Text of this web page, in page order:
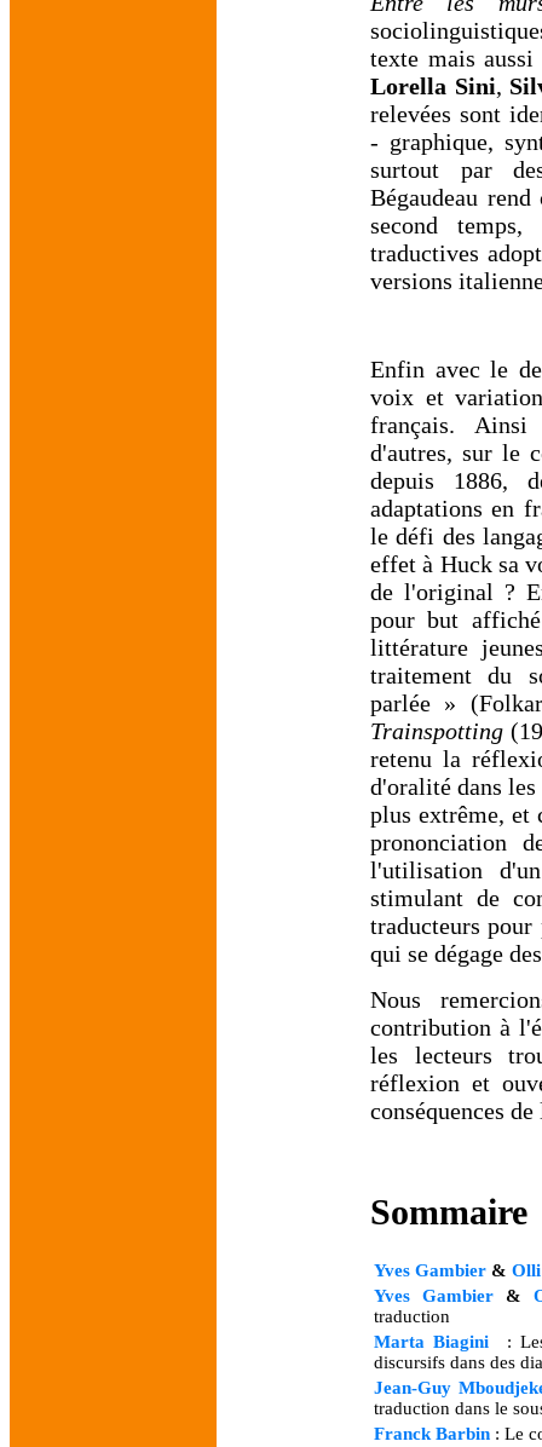
texte mais
Lorella Sini,
relevées sont
- graphique,
surtout par
Bégaudeau
second
traductives
versions
Enfin avec le
voix et
français.
d'autres, sur le
depuis 1886,
adaptations en
le défi des
effet à Huck sa
de l'original ?
pour but
littérature
traitement du
parlée »
Trainspotting
retenu la
d'oralité dans
plus extrême, et
prononciation
l'utilisation
stimulant de
traducteurs
qui se dégage
Nous
contribution à
les lecteurs
réflexion et
conséquences
Sommaire
Yves Gambier & Olli
Yves Gambier &
traduction
Marta Biagini
:
discursifs dans des
Jean-Guy
traduction dans le
Franck Barbin : Le